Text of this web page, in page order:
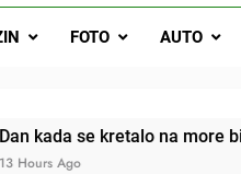
na more bio je mali praznik:
kako se problemi smanjuju
FOTO AUTO
na more bio je mali